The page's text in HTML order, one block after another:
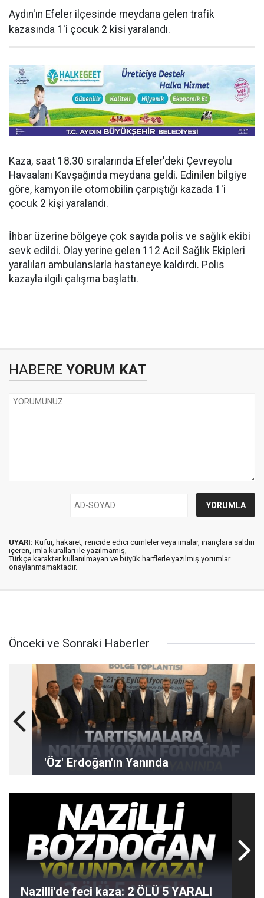
Aydın'ın Efeler ilçesinde meydana gelen trafik
kazasında 1'i çocuk 2 kisi yaralandı.
Kaza, saat 18.30 sıralarında Efeler'deki Çevreyolu
Havaalanı Kavşağında meydana geldi. Edinilen bilgiye
göre, kamyon ile otomobilin çarpıştığı kazada 1'i
çocuk 2 kişi yaralandı.
İhbar üzerine bölgeye çok sayıda polis ve sağlık ekibi
sevk edildi. Olay yerine gelen 112 Acil Sağlık Ekipleri
yaralıları ambulanslarla hastaneye kaldırdı. Polis
kazayla ilgili çalışma başlattı.
HABERE YORUM KAT
UYARI: Küfür, hakaret, rencide edici cümleler veya imalar, inançlara saldırı
içeren, imla kuralları ile yazılmamış,
Türkçe karakter kullanılmayan ve büyük harflerle yazılmış yorumlar
onaylanmamaktadır.
Önceki ve Sonraki Haberler
'Öz' Erdoğan'ın Yanında
Nazilli'de feci kaza: 2 ÖLÜ 5 YARALI